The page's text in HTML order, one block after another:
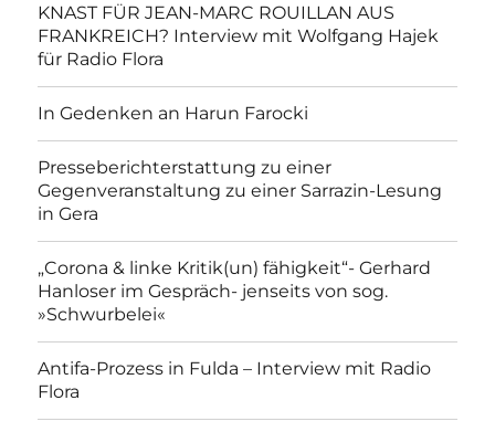
KNAST FÜR JEAN-MARC ROUILLAN AUS
FRANKREICH? Interview mit Wolfgang Hajek
für Radio Flora
In Gedenken an Harun Farocki
Presseberichterstattung zu einer
Gegenveranstaltung zu einer Sarrazin-Lesung
in Gera
„Corona & linke Kritik(un) fähigkeit“- Gerhard
Hanloser im Gespräch- jenseits von sog.
»Schwurbelei«
Antifa-Prozess in Fulda – Interview mit Radio
Flora